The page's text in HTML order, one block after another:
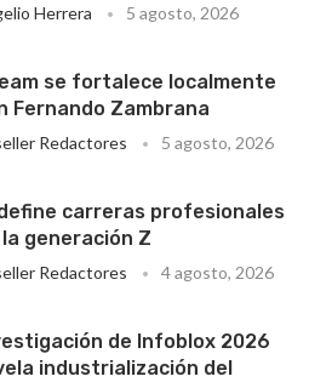
Herrera 5 agosto, 2026
se fortalece localmente
Fernando Zambrana
Redactores 5 agosto, 2026
define carreras profesionales
generación Z
Redactores 4 agosto, 2026
de Infoblox 2026
industrialización del